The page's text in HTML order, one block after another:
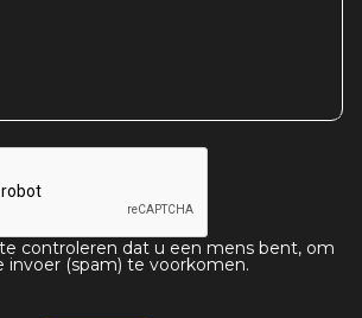
controleren dat u een mens bent, om
invoer (spam) te voorkomen.